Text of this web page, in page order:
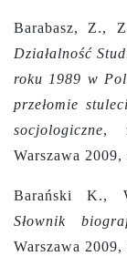
Barabasz, Z.,
Działalność
roku 1989 w
przełomie
socjologiczne,
Warszawa 2009,
Barański K.,
Słownik
Warszawa